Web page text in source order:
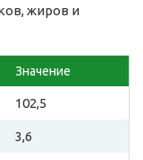
жиров и
Значение
102,5
3,6